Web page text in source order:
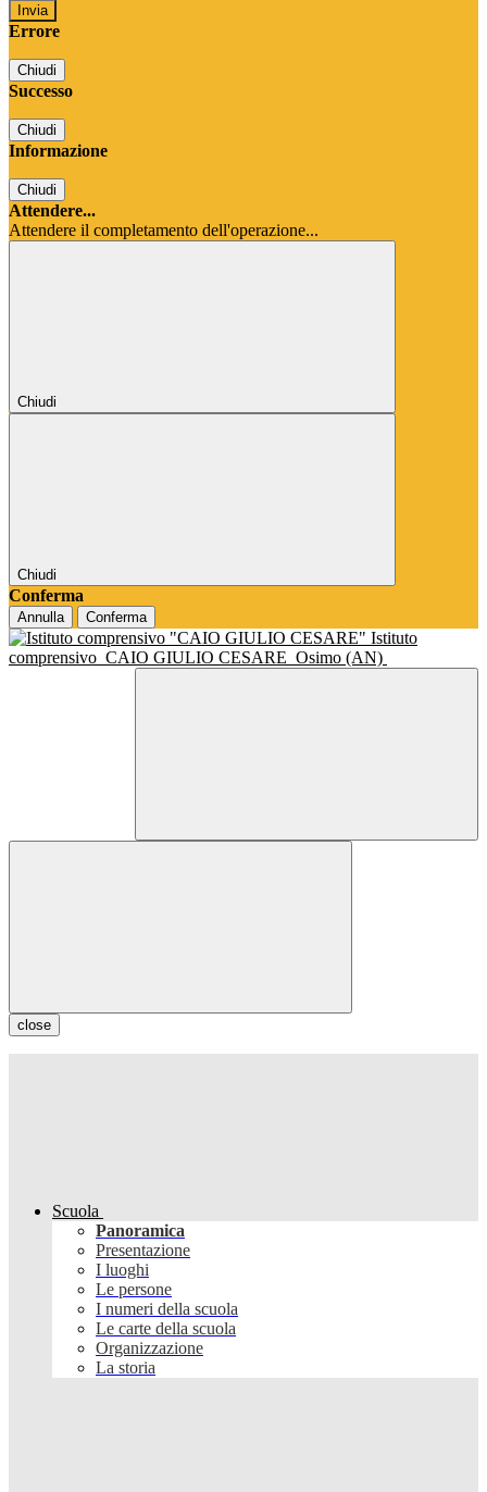
Errore
Chiudi
Successo
Chiudi
Informazione
Chiudi
Attendere...
Attendere il completamento dell'operazione...
Chiudi
Chiudi
Conferma
Annulla Conferma
Istituto
comprensivo CAIO GIULIO CESARE Osimo (AN)
close
Scuola
Panoramica
Presentazione
I luoghi
Le persone
I numeri della scuola
Le carte della scuola
Organizzazione
La storia